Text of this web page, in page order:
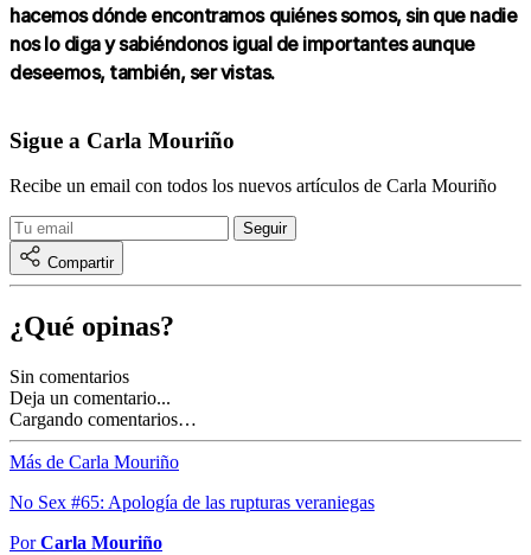
hacemos dónde encontramos quiénes somos, sin que nadie
nos lo diga y sabiéndonos igual de importantes aunque
deseemos, también, ser vistas.
Sigue a Carla Mouriño
Recibe un email con todos los nuevos artículos de Carla Mouriño
Compartir
¿Qué opinas?
Sin comentarios
Deja un comentario...
Cargando comentarios…
Más de Carla Mouriño
No Sex #65: Apología de las rupturas veraniegas
PorCarla Mouriño